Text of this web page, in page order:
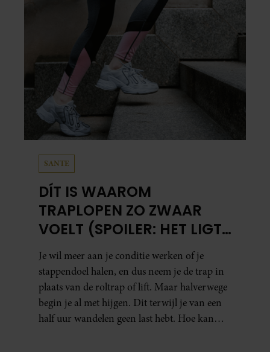
SANTE
DÍT IS WAAROM
TRAPLOPEN ZO ZWAAR
VOELT (SPOILER: HET LIGT
NIET AAN JE CONDITIE)
Je wil meer aan je conditie werken of je
stappendoel halen, en dus neem je de trap in
plaats van de roltrap of lift. Maar halverwege
begin je al met hijgen. Dit terwijl je van een
half uur wandelen geen last hebt. Hoe kan